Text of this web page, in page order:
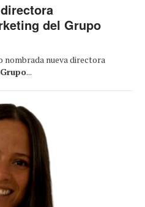
del Grupo
nombrada nueva directora
Grupo...